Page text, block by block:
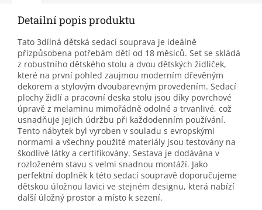
Detailní popis produktu
Tato 3dílná dětská sedací souprava je ideálně
přizpůsobena potřebám dětí od 18 měsíců. Set se skládá
z robustního dětského stolu a dvou dětských židliček,
které na první pohled zaujmou moderním dřevěným
dekorem a stylovým dvoubarevným provedením. Sedací
plochy židlí a pracovní deska stolu jsou díky povrchové
úpravě z melaminu mimořádně odolné a trvanlivé, což
usnadňuje jejich údržbu při každodenním používání.
Tento nábytek byl vyroben v souladu s evropskými
normami a všechny použité materiály jsou testovány na
škodlivé látky a certifikovány. Sestava je dodávána v
rozloženém stavu s velmi snadnou montáží. Jako
perfektní doplněk k této sedací soupravě doporučujeme
dětskou úložnou lavici ve stejném designu, která nabízí
další úložný prostor a místo k sezení.